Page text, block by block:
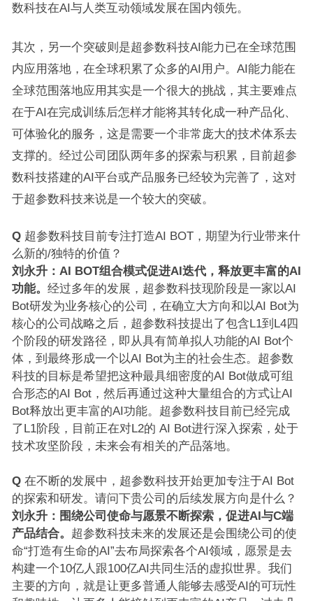
数科技在AI与人类互动领域发展在国内领先。
其次，另一个突破则是超参数科技AI能力已在全球范围
内应用落地，在全球积累了众多的AI用户。AI能力能在
全球范围落地应用其实是一个很大的挑战，其主要难点
在于AI在完成训练后怎样才能将其转化成一种产品化、
可体验化的服务，这是需要一个非常庞大的技术体系去
支撑的。经过公司团队两年多的探索与积累，目前超参
数科技搭建的AI平台或产品服务已经较为完善了，这对
于超参数科技来说是一个较大的突破。
Q 超参数科技目前专注打造AI BOT，期望为行业带来什
么新的/独特的价值？
刘永升：AI BOT组合模式促进AI迭代，释放更丰富的AI
功能。 经过多年的发展，超参数科技现阶段是一家以AI
Bot研发为业务核心的公司，在确立大方向和以AI Bot为
核心的公司战略之后，超参数科技提出了包含L1到L4四
个阶段的研发路径，即从具有简单拟人功能的AI Bot个
体，到最终形成一个以AI Bot为主的社会生态。超参数
科技的目标是希望把这种最具细密度的AI Bot做成可组
合形态的AI Bot，然后再通过这种大量组合的方式让AI
Bot释放出更丰富的AI功能。超参数科技目前已经完成
了L1阶段，目前正在对L2的 AI Bot进行深入探索，处于
技术攻坚阶段，未来会有相关的产品落地。
Q 在不断的发展中，超参数科技开始更加专注于AI Bot
的探索和研发。请问下贵公司的后续发展方向是什么？
刘永升： 围绕公司使命与愿景不断探索，促进AI与C端
产品结合。 超参数科技未来的发展还是会围绕公司的使
命“打造有生命的AI”去布局探索各个AI领域，愿景是去
构建一个10亿人跟100亿AI共同生活的虚拟世界。我们
主要的方向，就是让更多普通人能够去感受AI的可玩性